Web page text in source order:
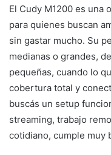
El Cudy M1200 es una
para quienes buscan
sin gastar mucho. Su
medianas o grandes,
pequeñas, cuando lo
cobertura total y
buscás un setup
streaming, trabajo
cotidiano, cumple muy